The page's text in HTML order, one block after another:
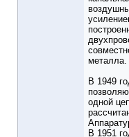
металла.
В 1949
одной
В 1951